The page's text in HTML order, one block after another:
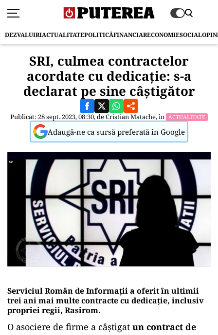
DEZVALUIRIACTUALITATEPOLITICĂFINANCIARECONOMIESOCIAL
SRI, culmea contractelor
acordate cu dedicație: s-a
declarat pe sine câștigător
Publicat: 28 sept. 2023, 08:30, deCristian Matache, în ACTUALITATE
Adaugă-ne ca sursă preferată în Google
Serviciul Român de Informații a oferit în ultimii
trei ani mai multe contracte cu dedicație, inclusiv
propriei regii, Rasirom.
O asociere de firme a câștigat un contract de